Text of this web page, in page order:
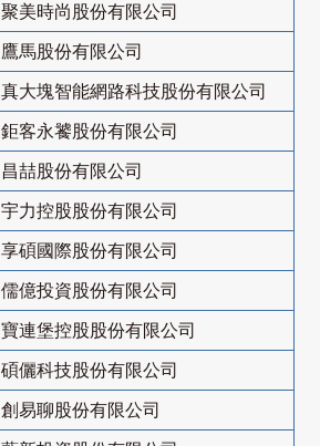
聚美時尚股份有限公司
鷹馬股份有限公司
真大塊智能網路科技股份有限公司
鉅客永饕股份有限公司
昌喆股份有限公司
宇力控股股份有限公司
享碩國際股份有限公司
儒億投資股份有限公司
寶連堡控股股份有限公司
碩儷科技股份有限公司
創易聊股份有限公司